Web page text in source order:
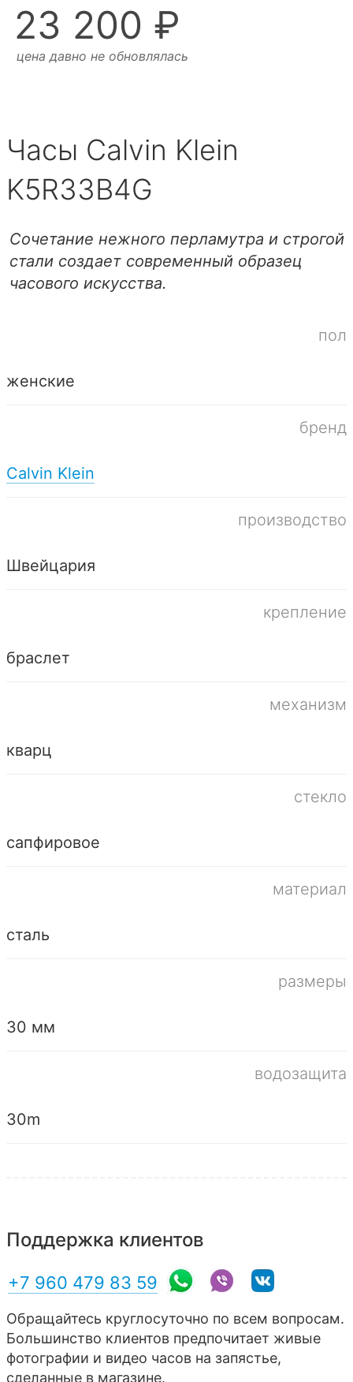
23 200 ₽
цена давно не обновлялась
Часы Calvin Klein
K5R33B4G
Сочетание нежного перламутра и строгой
стали создает современный образец
часового искусства.
пол
женские
бренд
Calvin Klein
производство
Швейцария
крепление
браслет
механизм
кварц
стекло
сапфировое
материал
сталь
размеры
30 мм
водозащита
30m
Поддержка клиентов
+7 960 479 83 59
Обращайтесь круглосуточно по всем вопросам.
Большинство клиентов предпочитает живые
фотографии и видео часов на запястье,
сделанные в магазине.